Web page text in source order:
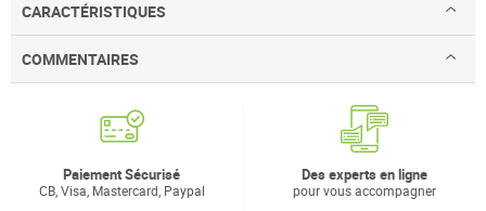
CARACTÉRISTIQUES
COMMENTAIRES
Paiement Sécurisé
CB, Visa, Mastercard, Paypal
Des experts en ligne
pour vous accompagner